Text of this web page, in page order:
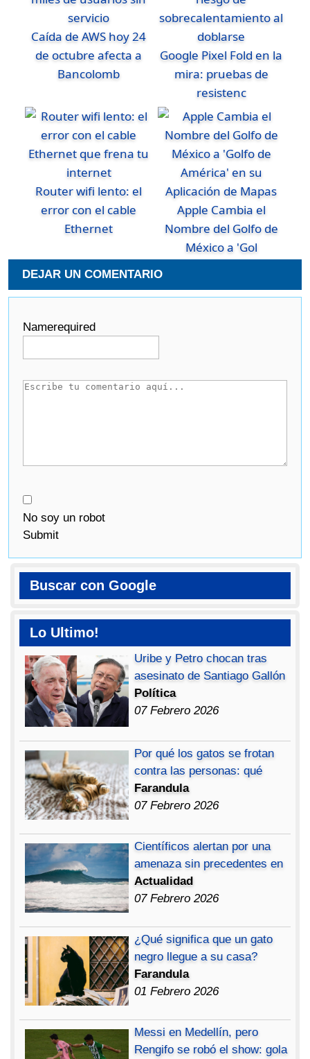
Caída de AWS hoy 24
de octubre afecta a
Bancolomb
Google Pixel Fold en la
mira: pruebas de
resistenc
Router wifi lento: el
error con el cable
Ethernet
Apple Cambia el
Nombre del Golfo de
México a 'Gol
DEJAR UN COMENTARIO
Namerequired
No soy un robot
Submit
Buscar con Google
Lo Ultimo!
Uribe y Petro chocan tras
asesinato de Santiago Gallón
Política
07 Febrero 2026
Por qué los gatos se frotan
contra las personas: qué
Farandula
07 Febrero 2026
Científicos alertan por una
amenaza sin precedentes en
Actualidad
07 Febrero 2026
¿Qué significa que un gato
negro llegue a su casa?
Farandula
01 Febrero 2026
Messi en Medellín, pero
Rengifo se robó el show: gola